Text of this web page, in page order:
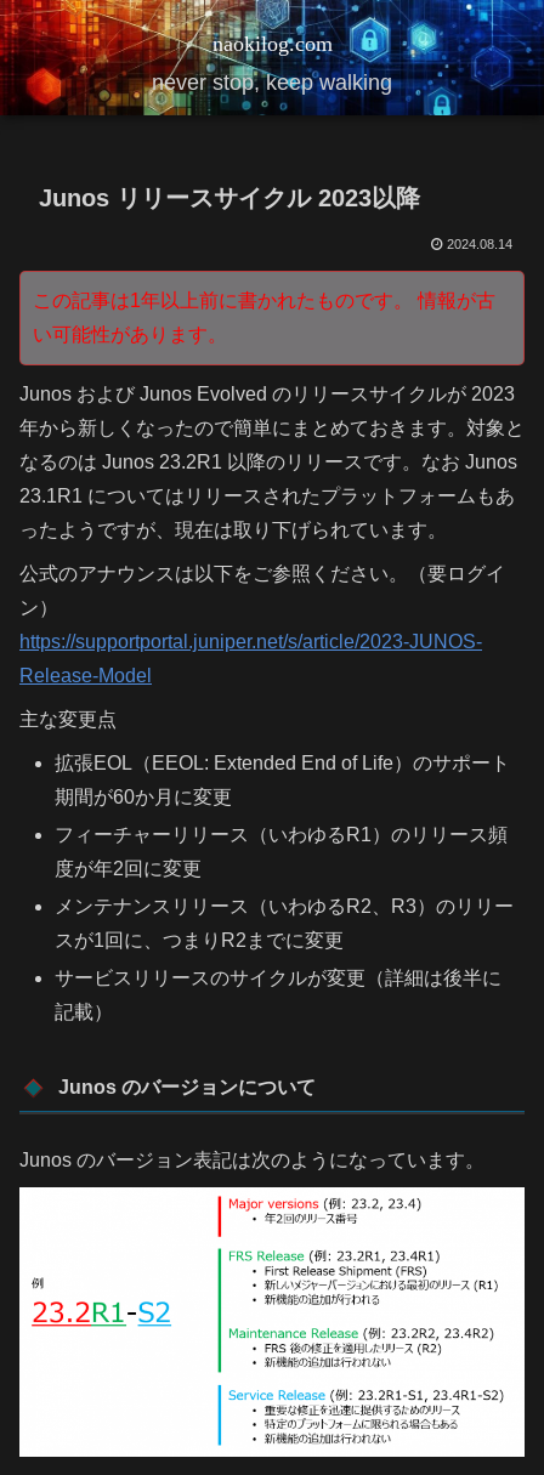
naokilog.com
never stop, keep walking
Junos リリースサイクル 2023以降
2024.08.14
この記事は1年以上前に書かれたものです。 情報が古
い可能性があります。
Junos および Junos Evolved のリリースサイクルが 2023
年から新しくなったので簡単にまとめておきます。対象と
なるのは Junos 23.2R1 以降のリリースです。なお Junos
23.1R1 についてはリリースされたプラットフォームもあ
ったようですが、現在は取り下げられています。
公式のアナウンスは以下をご参照ください。（要ログイ
ン）
https://supportportal.juniper.net/s/article/2023-JUNOS-
Release-Model
主な変更点
拡張EOL（EEOL: Extended End of Life）のサポート
期間が60か月に変更
フィーチャーリリース（いわゆるR1）のリリース頻
度が年2回に変更
メンテナンスリリース（いわゆるR2、R3）のリリー
スが1回に、つまりR2までに変更
サービスリリースのサイクルが変更（詳細は後半に
記載）
Junos のバージョンについて
Junos のバージョン表記は次のようになっています。